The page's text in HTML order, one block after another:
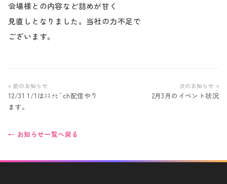
会場様との内容など詰めが甘く
見直しとなりました。当社の力不足で
ございます。
« 前のお知らせ
12/31 1/1はｺｽﾅﾋﾞch配信やり
ます。
次のお知らせ »
2月3月のイベント状況
← お知らせ一覧へ戻る